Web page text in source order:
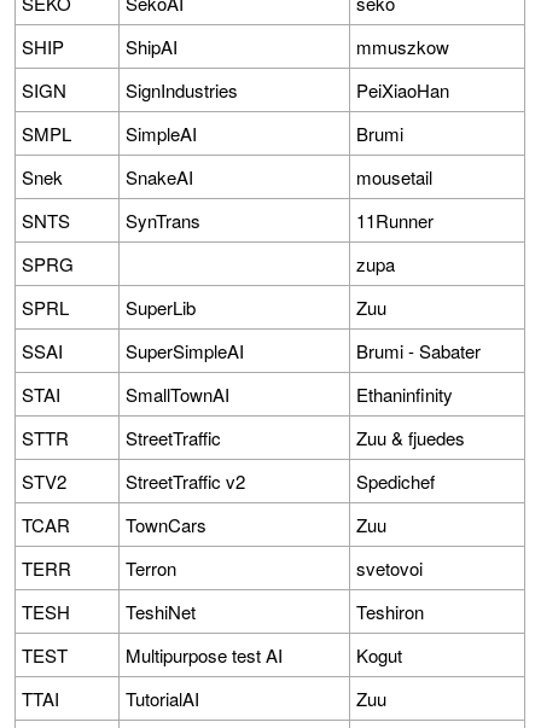
SHIP
ShipAI
mmuszkow
SIGN
SignIndustries
PeiXiaoHan
SMPL
SimpleAI
Brumi
Snek
SnakeAI
mousetail
SNTS
SynTrans
11Runner
SPRG
zupa
SPRL
SuperLib
Zuu
SSAI
SuperSimpleAI
Brumi - Sabater
STAI
SmallTownAI
Ethaninfinity
STTR
StreetTraffic
Zuu & fjuedes
STV2
StreetTraffic v2
Spedichef
TCAR
TownCars
Zuu
TERR
Terron
svetovoi
TESH
TeshiNet
Teshiron
TEST
Multipurpose test AI
Kogut
TTAI
TutorialAI
Zuu